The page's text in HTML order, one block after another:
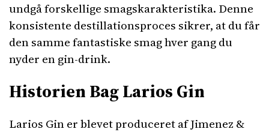
undgå forskellige smagskarakteristika. Denne
konsistente destillationsproces sikrer, at du får
den samme fantastiske smag hver gang du
nyder en gin-drink.
Historien Bag Larios Gin
Larios Gin er blevet produceret af Jimenez &